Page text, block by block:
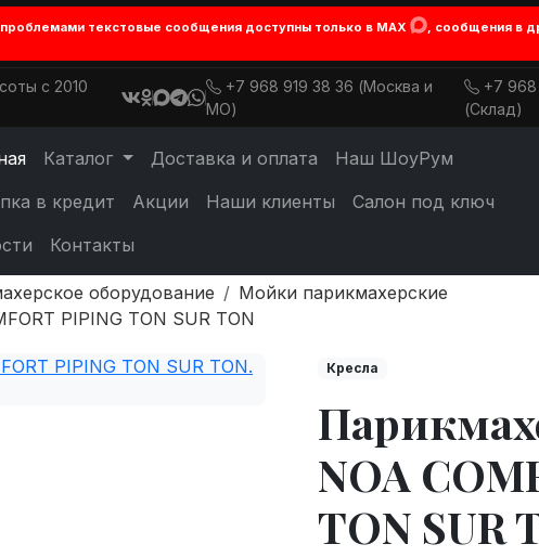
текстовые сообщения доступны только в MAX
, сообщения в
с 2010
+7 968 919 38 36 (Москва и
МО)
+7
(Склад)
Каталог Доставка и оплата
Наш ШоуРум
в кредит
Акции Наши клиенты
Салон под ключ
Контакты
оборудование
Мойки парикмахерские
PIPING TON SUR TON
Кресла
NOA
TON SUR